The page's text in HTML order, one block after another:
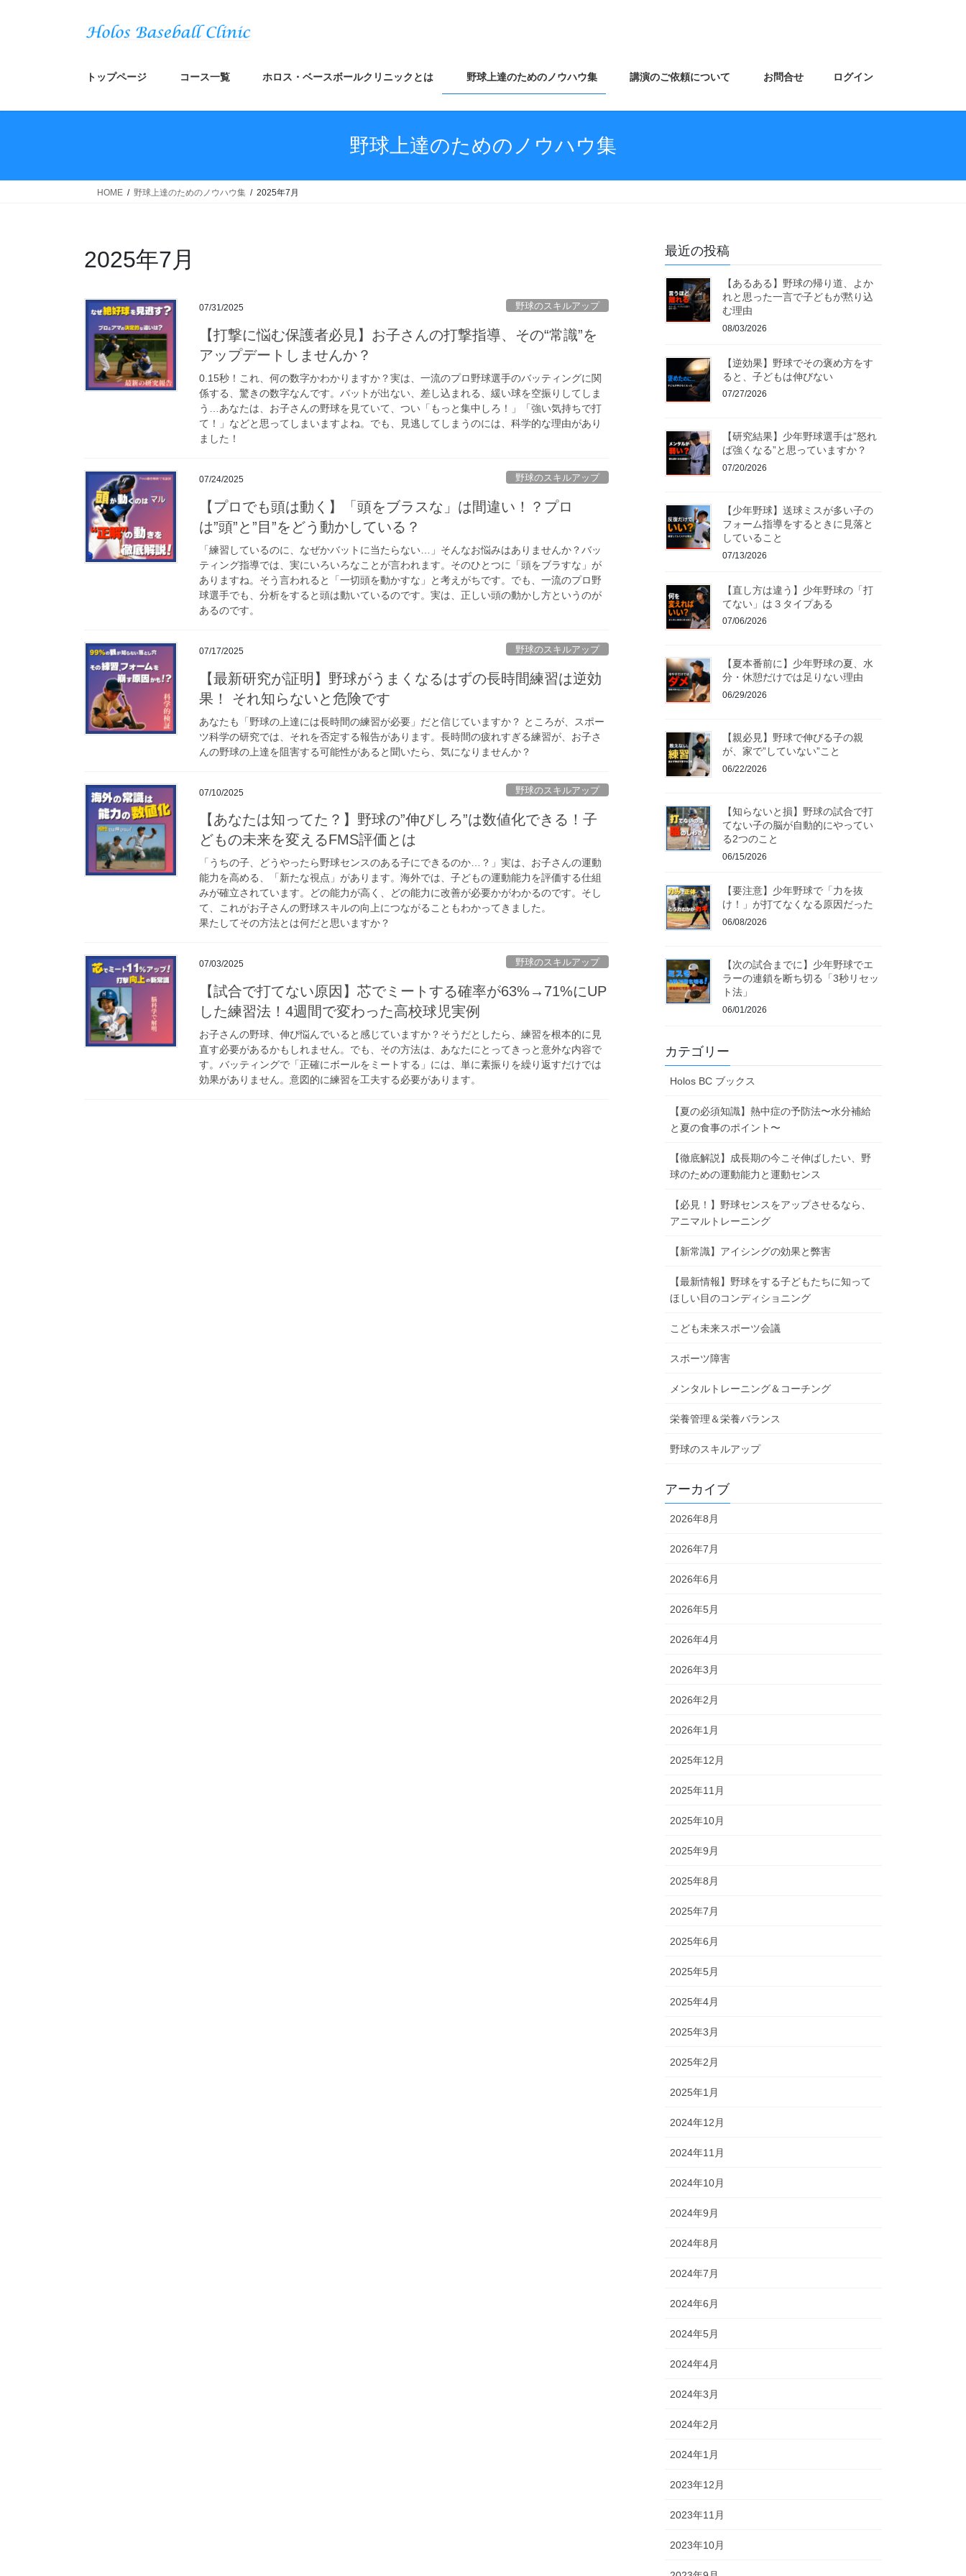
ス
ン
トップページ コース一覧 ホロス・ベースボールクリニックとは 野球上達のためのノウハウ集 講演のご依頼について お問合せ ログイン
野球上達のためのノウハウ集
HOME 野球上達のためのノウハウ集 2025年7月
2025年7月
07/31/2025 野球のスキルアップ
【打撃に悩む保護者必見】お子さんの打撃指導、その“常識”を
アップデートしませんか？
0.15秒！これ、何の数字かわかりますか？実は、一流のプロ野球選手のバッティングに関
係する、驚きの数字なんです。バットが出ない、差し込まれる、緩い球を空振りしてしま
う…あなたは、お子さんの野球を見ていて、つい「もっと集中しろ！」「強い気持ちで打
て！」などと思ってしまいますよね。でも、見逃してしまうのには、科学的な理由があり
ました！
07/24/2025 野球のスキルアップ
【プロでも頭は動く】「頭をブラスな」は間違い！？プロ
は”頭”と”目”をどう動かしている？
「練習しているのに、なぜかバットに当たらない…」そんなお悩みはありませんか？バッ
ティング指導では、実にいろいろなことが言われます。そのひとつに「頭をブラすな」が
ありますね。そう言われると「一切頭を動かすな」と考えがちです。でも、一流のプロ野
球選手でも、分析をすると頭は動いているのです。実は、正しい頭の動かし方というのが
あるのです。
07/17/2025 野球のスキルアップ
【最新研究が証明】野球がうまくなるはずの長時間練習は逆効
果！ それ知らないと危険です
あなたも「野球の上達には長時間の練習が必要」だと信じていますか？ ところが、スポー
ツ科学の研究では、それを否定する報告があります。長時間の疲れすぎる練習が、お子さ
んの野球の上達を阻害する可能性があると聞いたら、気になりませんか？
07/10/2025 野球のスキルアップ
【あなたは知ってた？】野球の”伸びしろ”は数値化できる！子
どもの未来を変えるFMS評価とは
「うちの子、どうやったら野球センスのある子にできるのか…？」実は、お子さんの運動
能力を高める、「新たな視点」があります。海外では、子どもの運動能力を評価する仕組
みが確立されています。どの能力が高く、どの能力に改善が必要かがわかるのです。そし
て、これがお子さんの野球スキルの向上につながることもわかってきました。
果たしてその方法とは何だと思いますか？
07/03/2025 野球のスキルアップ
【試合で打てない原因】芯でミートする確率が63%→71%にUP
した練習法！4週間で変わった高校球児実例
お子さんの野球、伸び悩んでいると感じていますか？そうだとしたら、練習を根本的に見
直す必要があるかもしれません。でも、その方法は、あなたにとってきっと意外な内容で
す。バッティングで「正確にボールをミートする」には、単に素振りを繰り返すだけでは
効果がありません。意図的に練習を工夫する必要があります。
最近の投稿
【あるある】野球の帰り道、よか
れと思った一言で子どもが黙り込
む理由
08/03/2026
【逆効果】野球でその褒め方をす
ると、子どもは伸びない
07/27/2026
【研究結果】少年野球選手は”怒れ
ば強くなる”と思っていますか？
07/20/2026
【少年野球】送球ミスが多い子の
フォーム指導をするときに見落と
していること
07/13/2026
【直し方は違う】少年野球の「打
てない」は３タイプある
07/06/2026
【夏本番前に】少年野球の夏、水
分・休憩だけでは足りない理由
06/29/2026
【親必見】野球で伸びる子の親
が、家で”していない”こと
06/22/2026
【知らないと損】野球の試合で打
てない子の脳が自動的にやってい
る2つのこと
06/15/2026
【要注意】少年野球で「力を抜
け！」が打てなくなる原因だった
06/08/2026
【次の試合までに】少年野球でエ
ラーの連鎖を断ち切る「3秒リセッ
ト法」
06/01/2026
カテゴリー
Holos BC ブックス
【夏の必須知識】熱中症の予防法〜水分補給
と夏の食事のポイント〜
【徹底解説】成長期の今こそ伸ばしたい、野
球のための運動能力と運動センス
【必見！】野球センスをアップさせるなら、
アニマルトレーニング
【新常識】アイシングの効果と弊害
【最新情報】野球をする子どもたちに知って
ほしい目のコンディショニング
こども未来スポーツ会議
スポーツ障害
メンタルトレーニング＆コーチング
栄養管理＆栄養バランス
野球のスキルアップ
アーカイブ
2026年8月
2026年7月
2026年6月
2026年5月
2026年4月
2026年3月
2026年2月
2026年1月
2025年12月
2025年11月
2025年10月
2025年9月
2025年8月
2025年7月
2025年6月
2025年5月
2025年4月
2025年3月
2025年2月
2025年1月
2024年12月
2024年11月
2024年10月
2024年9月
2024年8月
2024年7月
2024年6月
2024年5月
2024年4月
2024年3月
2024年2月
2024年1月
2023年12月
2023年11月
2023年10月